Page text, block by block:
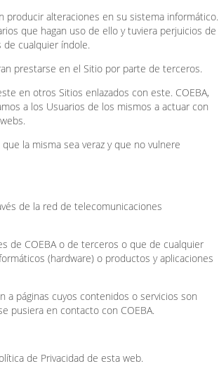
producir alteraciones en su sistema informático.
que hagan uso de ello y tuviera perjuicios de
cualquier índole.
prestarse en el Sitio por parte de terceros.
en otros Sitios enlazados con este. COEBA,
a los Usuarios de los mismos a actuar con
la misma sea veraz y que no vulnere
de la red de telecomunicaciones
de COEBA o de terceros o que de cualquier
(hardware) o productos y aplicaciones
a páginas cuyos contenidos o servicios son
pusiera en contacto con COEBA.
de Privacidad de esta web.